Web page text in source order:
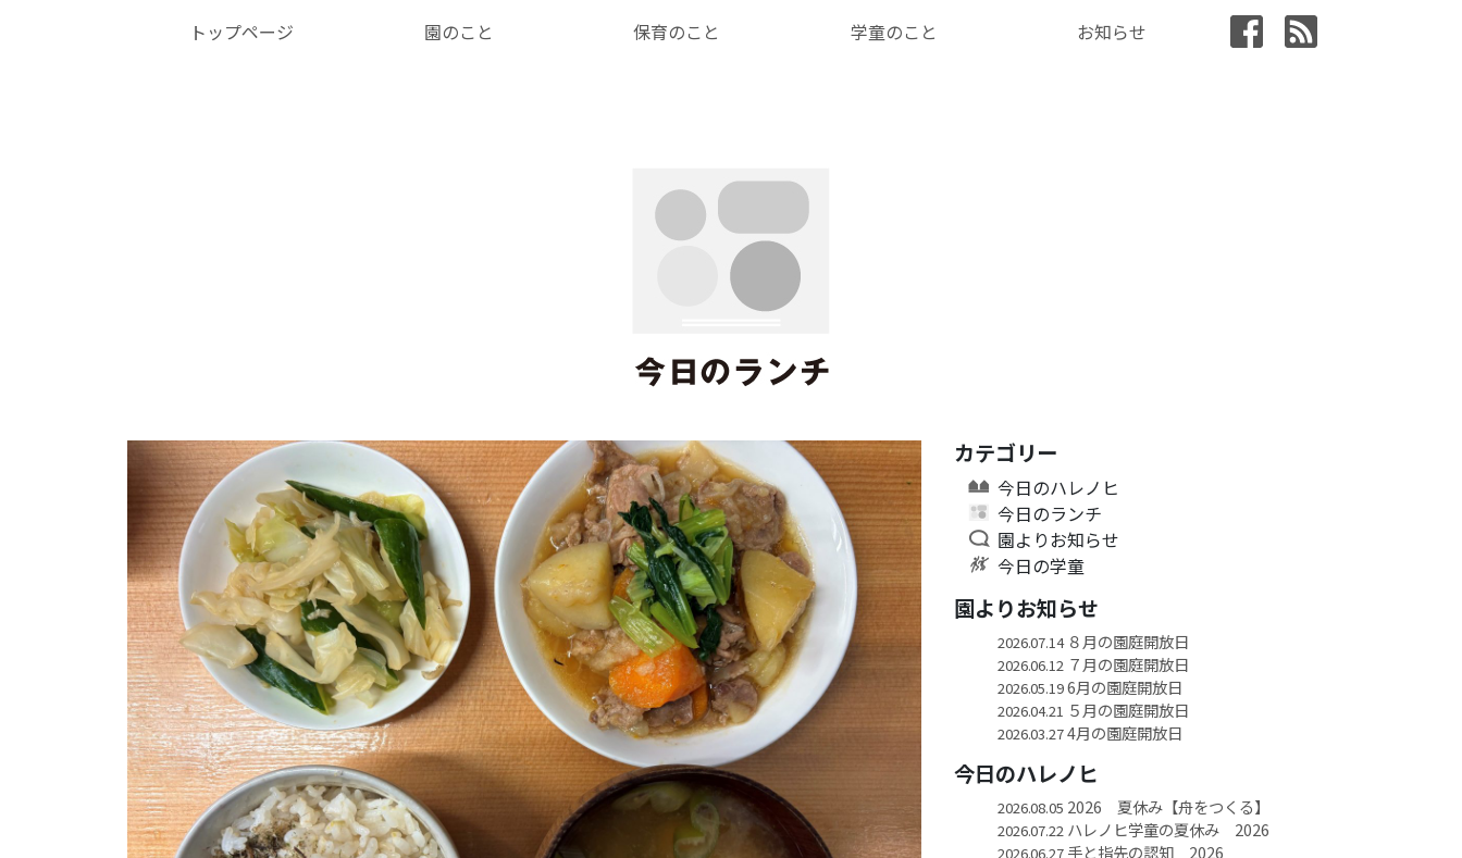
トップページ 園のこと 保育のこと 学童のこと お知らせ
カテゴリー
今日のハレノヒ
今日のランチ
園よりお知らせ
今日の学童
園よりお知らせ
2026.07.14８月の園庭開放日
2026.06.12 ７月の園庭開放日
2026.05.196月の園庭開放日
2026.04.21 ５月の園庭開放日
2026.03.274月の園庭開放日
今日のハレノヒ
2026.08.05 2026 夏休み【舟をつくる】
2026.07.22 ハレノヒ学童の夏休み 2026
2026.06.27手と指先の認知 2026